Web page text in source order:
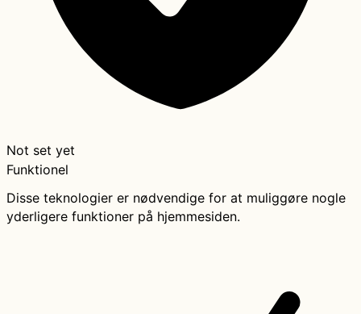
Not set yet
Funktionel
Disse teknologier er nødvendige for at muliggøre nogle
yderligere funktioner på hjemmesiden.